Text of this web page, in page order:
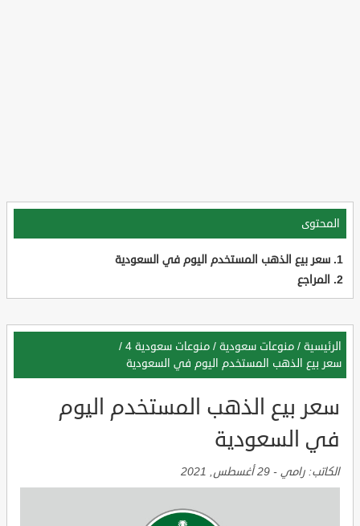
المحتوى
سعر بيع الذهب المستخدم اليوم في السعودية
المراجع
الرئيسية / منوعات سعودية / منوعات سعودية 4
/
سعر بيع الذهب المستخدم اليوم في السعودية
سعر بيع الذهب المستخدم اليوم
في السعودية
الكاتب: رامي - 29 أغسطس, 2021